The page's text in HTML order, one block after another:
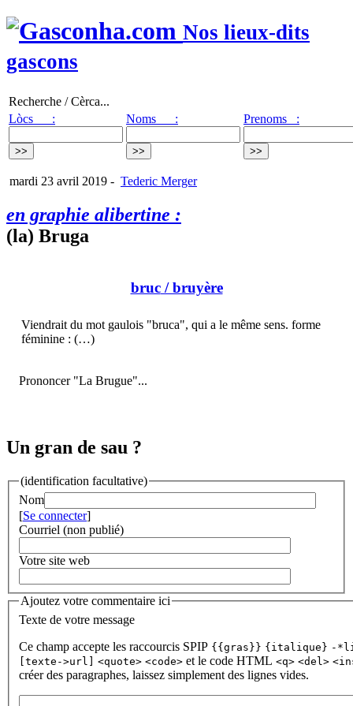
Nos lieux-dits
gascons
Recherche / Cèrca...
Lòcs :
Noms : Prenoms :
mardi 23 avril 2019 - Tederic Merger
en graphie alibertine :
(la) Bruga
bruc/ bruyère
Viendrait du mot gaulois "bruca", qui a le même sens. forme
féminine : (…)
Prononcer "La Brugue"...
Un gran de sau ?
(identification facultative)
Nom
[Se connecter]
Courriel (non publié)
Votre site web
Ajoutez votre commentaire ici
Texte de votre message
Ce champ accepte les raccourcis SPIP {{gras}} {italique} -
[texte->url] <quote> <code> et le code HTML <q> <del>
créer des paragraphes, laissez simplement des lignes vides.